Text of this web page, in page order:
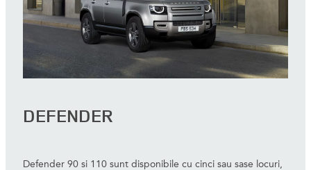
DEFENDER
Defender 90 si 110 sunt disponibile cu cinci sau sase locuri,